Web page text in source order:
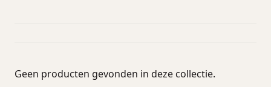
Geen producten gevonden in deze collectie.